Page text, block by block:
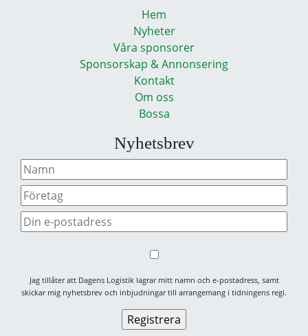
Hem
Nyheter
Våra sponsorer
Sponsorskap & Annonsering
Kontakt
Om oss
Bossa
Nyhetsbrev
Jag tillåter att Dagens Logistik lagrar mitt namn och e-postadress, samt
skickar mig nyhetsbrev och inbjudningar till arrangemang i tidningens regi.